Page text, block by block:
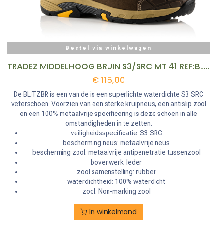
Bestel via winkelwagen
TRADEZ MIDDELHOOG BRUIN S3/SRC MT 41 REF:BLITZBR-41 BUCKBOOTZ
€115,00
De BLITZBR is een van de is een superlichte waterdichte S3 SRC
veterschoen. Voorzien van een sterke kruipneus, een antislip zool
en een 100% metaalvrije specificering is deze schoen in alle
omstandigheden in te zetten.
veiligheidsspecificatie: S3 SRC
bescherming neus: metaalvrije neus
bescherming zool: metaalvrije antipenetratie tussenzool
bovenwerk: leder
zool samenstelling: rubber
waterdichtheid: 100% waterdicht
zool: Non-marking zool
In winkelmand